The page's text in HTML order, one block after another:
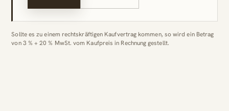
Sollte es zu einem rechtskräftigen Kaufvertrag kommen, so wird ein Betrag
von 3 % + 20 % MwSt. vom Kaufpreis in Rechnung gestellt.